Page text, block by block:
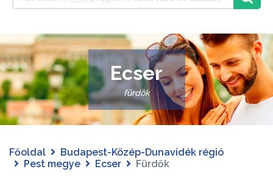
Ecser
fürdők
Főoldal
Budapest-Közép-Dunavidék régió
Pest megye
Ecser Fürdők